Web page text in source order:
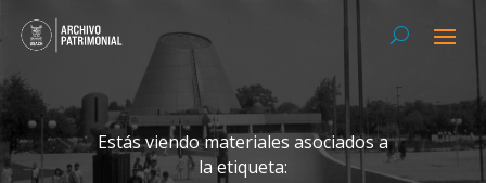
Estás viendo materiales asociados a
la etiqueta: